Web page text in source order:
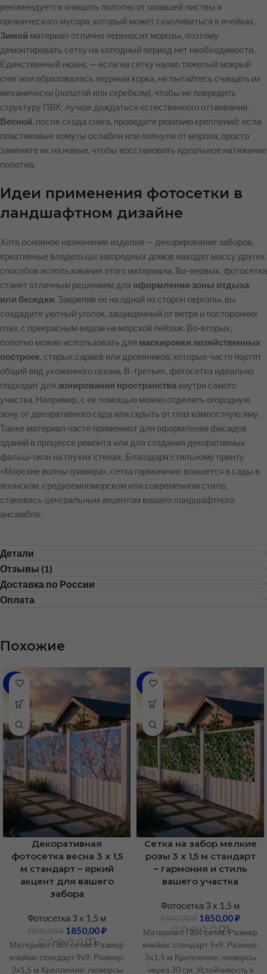
рекомендуется очищать полотно от опавшей листвы и
органического мусора, который может скапливаться в ячейках.
Зимой материал отлично переносит морозы, поэтому
демонтировать сетку на холодный период нет необходимости.
Единственный нюанс — если на сетку налип тяжелый мокрый
снег или образовалась ледяная корка, не пытайтесь счищать их
механически (лопатой или скребком), чтобы не повредить
структуру ПВХ; лучше дождаться естественного оттаивания.
Весной, после схода снега, проведите ревизию креплений: если
пластиковые хомуты ослабли или лопнули от мороза, просто
замените их на новые, чтобы восстановить идеальное натяжение
полотна.
Идеи применения фотосетки в
ландшафтном дизайне
Хотя основное назначение изделия — декорирование заборов,
креативные владельцы загородных домов находят массу других
способов использования этого материала. Во-первых, фотосетка
станет отличным решением для оформления зоны отдыха
или беседки. Закрепив ее на одной из сторон перголы, вы
создадите уютный уголок, защищенный от ветра и посторонних
глаз, с прекрасным видом на морской пейзаж. Во-вторых,
полотно можно использовать для маскировки хозяйственных
построек, старых сараев или дровяников, которые часто портят
общий вид ухоженного газона. В-третьих, фотосетка идеально
подходит для зонирования пространства внутри самого
участка. Например, с ее помощью можно отделить огородную
зону от декоративного сада или скрыть от глаз компостную яму.
Также материал часто применяют для оформления фасадов
зданий в процессе ремонта или для создания декоративных
фальш-окон на глухих стенах. Благодаря стильному принту
«Морские волны гравюра», сетка гармонично впишется в сады в
японском, средиземноморском или современном стиле,
становясь центральным акцентом вашего ландшафтного
ансамбля.
Детали
Отзывы (1)
Доставка по России
Оплата
Похожие
-59%
Декоративная
фотосетка весна 3 х 1,5
м стандарт – яркий
акцент для вашего
забора
Фотосетка 3 х 1,5 м
4500,00₽ 1850,00₽
(1)
Материал: ПВХ сетка. Размер
ячейки: стандарт 9х9. Размер:
3х1,5 м Крепление: люверсы
-59%
Сетка на забор мелкие
розы 3 х 1,5 м стандарт
– гармония и стиль
вашего участка
Фотосетка 3 х 1,5 м
4500,00₽ 1850,00₽
(2)
Материал: ПВХ сетка. Размер
ячейки: стандарт 9х9. Размер:
3х1,5 м Крепление: люверсы
через 30 см. Устойчивость к